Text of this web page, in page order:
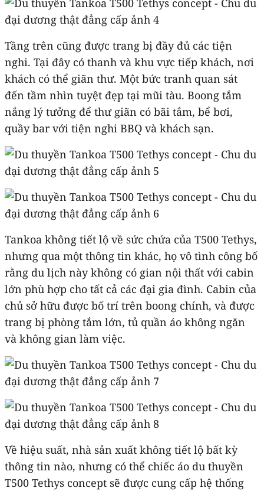
Tầng trên cũng được trang bị đầy đủ các tiện
nghi. Tại đây có thanh và khu vực tiếp khách, nơi
khách có thể giãn thư. Một bức tranh quan sát
đến tầm nhìn tuyệt đẹp tại mũi tàu. Boong tắm
nắng lý tưởng để thư giãn có bãi tắm, bể bơi,
quầy bar với tiện nghi BBQ và khách sạn.
Tankoa không tiết lộ về sức chứa của T500 Tethys,
nhưng qua một thông tin khác, họ vô tình công bố
rằng du lịch này không có gian nội thất với cabin
lớn phù hợp cho tất cả các đại gia đình. Cabin của
chủ sở hữu được bố trí trên boong chính, và được
trang bị phòng tắm lớn, tủ quần áo không ngăn
và không gian làm việc.
Về hiệu suất, nhà sản xuất không tiết lộ bất kỳ
thông tin nào, nhưng có thể chiếc áo du thuyền
T500 Tethys concept sẽ được cung cấp hệ thống